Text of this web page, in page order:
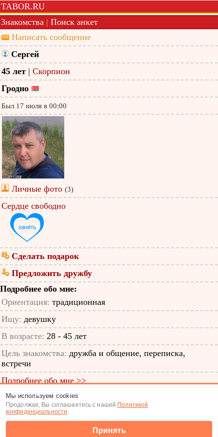
TABOR.RU
Знакомства | Поиск анкет
Написать сообщение
Сергей
45 лет | Скорпион
Гродно
Был 17 июля в 00:00
Личные фото (3)
Сердце свободно
Сделать подарок
Предложить дружбу
Подробнее обо мне:
Ориентация: традиционная
Ищу: девушку
В возрасте: 28 - 45 лет
Цель знакомства: дружба и общение, переписка,
встречи
Подробнее обо мне >>
ID анкеты: 12135725
Знакомства|Поиск анкет
Мы используем cookies
Продолжая, Вы соглашаетесь с нашей Политикой
конфиденциальности.
Принять